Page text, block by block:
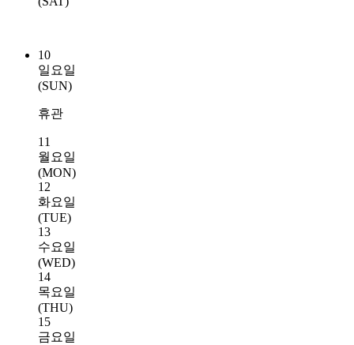
10
일요일
(SUN)
휴관
11
월요일
(MON)
12
화요일
(TUE)
13
수요일
(WED)
14
목요일
(THU)
15
금요일